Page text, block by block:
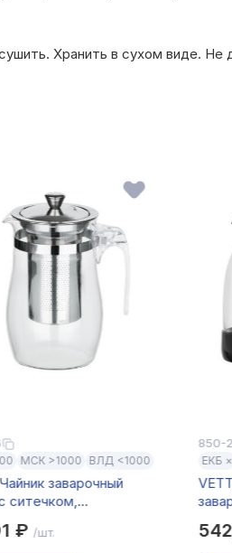
Хранить в сухом виде.
МСК >1000 ВЛД <1000
заварочный
ситечком,
₽ /шт.
850-
ЕКБ ×